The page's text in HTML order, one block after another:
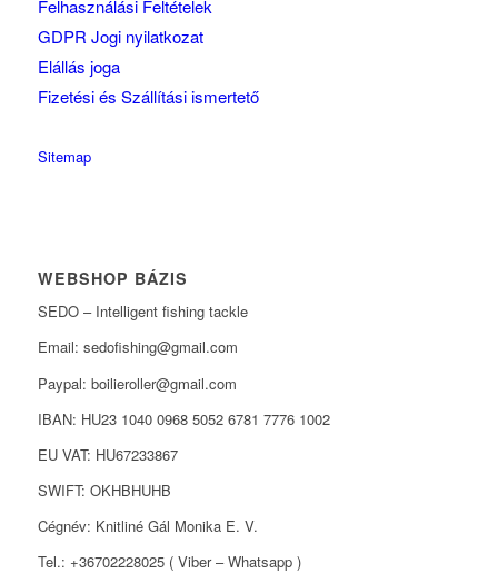
Felhasználási Feltételek
GDPR Jogi nyilatkozat
Elállás joga
Fizetési és Szállítási ismertető
Sitemap
WEBSHOP BÁZIS
SEDO – Intelligent fishing tackle
Email: sedofishing@gmail.com
Paypal: boilieroller@gmail.com
IBAN: HU23 1040 0968 5052 6781 7776 1002
EU VAT: HU67233867
SWIFT: OKHBHUHB
Cégnév: Knitliné Gál Monika E. V.
Tel.: +36702228025 ( Viber – Whatsapp )